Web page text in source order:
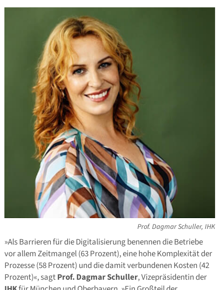
Prof. Dagmar Schuller, IHK
»Als Barrieren für die Digitalisierung benennen die Betriebe
vor allem Zeitmangel (63 Prozent), eine hohe Komplexität der
Prozesse (58 Prozent) und die damit verbundenen Kosten (42
Prozent)«, sagtProf. Dagmar Schuller, Vizepräsidentin der